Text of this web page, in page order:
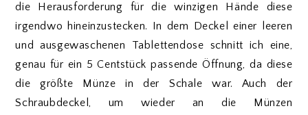
die Herausforderung für die winzigen Hände diese
irgendwo hineinzustecken. In dem Deckel einer leeren
und ausgewaschenen Tablettendose schnitt ich eine,
genau für ein 5 Centstück passende Öffnung, da diese
die größte Münze in der Schale war. Auch der
Schraubdeckel, um wieder an die Münzen